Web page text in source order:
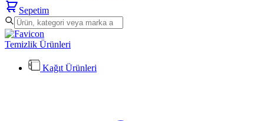
Sepetim
Temizlik Ürünleri
Kağıt Ürünleri